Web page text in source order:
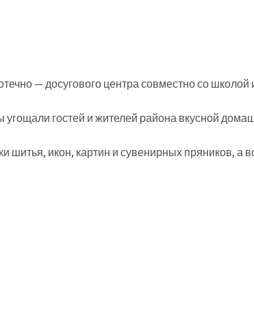
— досугового центра совместно со
гостей и жителей района вкусной
икон, картин и сувенирных пряников, а